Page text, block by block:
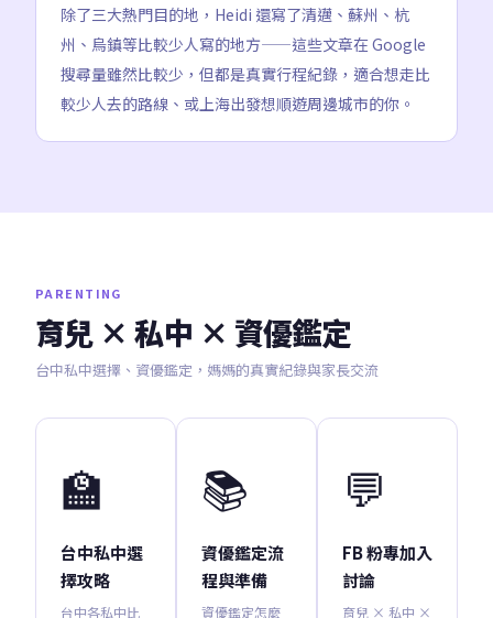
除了三大熱門目的地，Heidi 還寫了清邁、蘇州、杭
州、烏鎮等比較少人寫的地方——這些文章在 Google
搜尋量雖然比較少，但都是真實行程紀錄，適合想走比
較少人去的路線、或上海出發想順遊周邊城市的你。
PARENTING
育兒 × 私中 × 資優鑑定
台中私中選擇、資優鑑定，媽媽的真實紀錄與家長交流
🏫
台中私中選
擇攻略
台中各私中比
📚
資優鑑定流
程與準備
資優鑑定怎麼
💬
FB 粉專加入
討論
育兒 × 私中 ×